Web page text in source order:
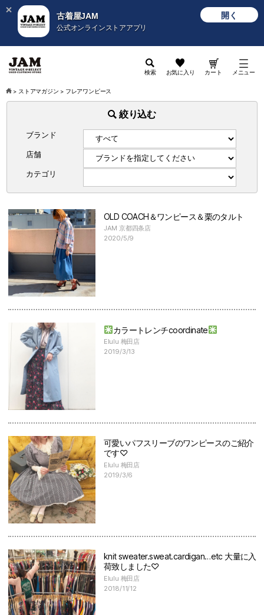
古着屋JAM
公式オンラインストアアプリ
開く
検索 お気に入り カート メニュー
> ストアマガジン > フレアワンピース
絞り込む
ブランド
店舗
カテゴリ
OLD COACH＆ワンピース＆栗のタルト
JAM 京都四条店
2020/5/9
カラートレンチcoordinate
Elulu 梅田店
2019/3/13
可愛いパフスリーブのワンピースのご紹介
です♡
Elulu 梅田店
2019/3/6
knit sweater.sweat.cardigan…etc 大量に入
荷致しました♡
Elulu 梅田店
2018/11/12